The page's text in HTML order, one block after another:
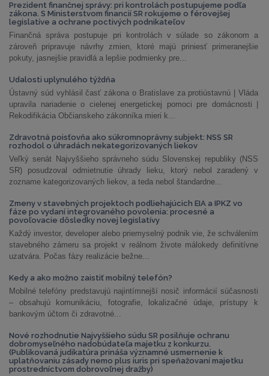
Prezident finančnej správy: pri kontrolách postupujeme podľa
zákona. S Ministerstvom financií SR rokujeme o férovejšej
legislatíve a ochrane poctivých podnikateľov
Finančná správa postupuje pri kontrolách v súlade so zákonom a
zároveň pripravuje návrhy zmien, ktoré majú priniesť primeranejšie
pokuty, jasnejšie pravidlá a lepšie podmienky pre...
Udalosti uplynulého týždňa
Ústavný súd vyhlásil časť zákona o Bratislave za protiústavnú | Vláda
upravila nariadenie o cielenej energetickej pomoci pre domácnosti |
Rekodifikácia Občianskeho zákonníka mieri k...
Zdravotná poisťovňa ako súkromnoprávny subjekt: NSS SR
rozhodol o úhradách nekategorizovaných liekov
Veľký senát Najvyššieho správneho súdu Slovenskej republiky (NSS
SR) posudzoval odmietnutie úhrady lieku, ktorý nebol zaradený v
zozname kategorizovaných liekov, a teda nebol štandardne...
Zmeny v stavebných projektoch podliehajúcich EIA a IPKZ vo
fáze po vydaní integrovaného povolenia: procesné a
povoľovacie dôsledky novej legislatívy
Každý investor, developer alebo priemyselný podnik vie, že schválením
stavebného zámeru sa projekt v reálnom živote málokedy definitívne
uzatvára. Počas fázy realizácie bežne...
Kedy a ako možno zaistiť mobilný telefón?
Mobilné telefóny predstavujú najintímnejší nosič informácií súčasnosti
– obsahujú komunikáciu, fotografie, lokalizačné údaje, prístupy k
bankovým účtom či zdravotné...
Nové rozhodnutie Najvyššieho súdu SR posilňuje ochranu
dobromyseľného nadobúdateľa majetku z konkurzu.
(Publikovaná judikatúra prináša významné usmernenie k
uplatňovaniu zásady nemo plus iuris pri speňažovaní majetku
prostredníctvom dobrovoľnej dražby)